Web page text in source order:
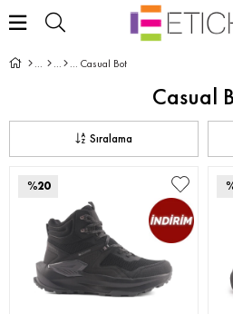
Casual Bot
Casual
Sıralama
%20